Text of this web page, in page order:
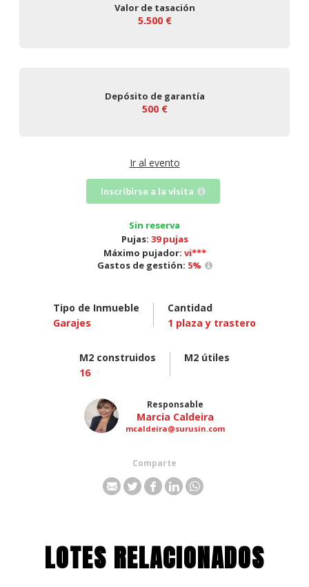
Valor de tasación
5.500 €
Depósito de garantía
500 €
Ir al evento
Inscribirse a la visita
Sin reserva
Pujas: 39 pujas
Máximo pujador: vi***
Gastos de gestión: 5%
Tipo de Inmueble
Garajes
Cantidad
1 plaza y trastero
M2 construidos
16
M2 útiles
Responsable
Marcia Caldeira
mcaldeira@surusin.com
Comparte
LOTES RELACIONADOS